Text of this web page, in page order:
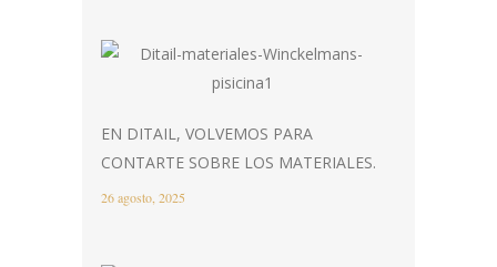
EN DITAIL, VOLVEMOS PARA
CONTARTE SOBRE LOS MATERIALES.
26 agosto, 2025